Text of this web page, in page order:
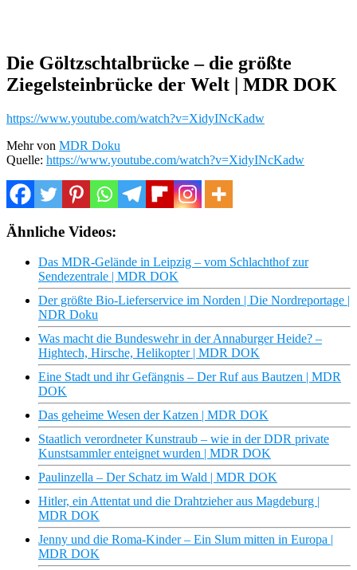
Die Göltzschtalbrücke – die größte
Ziegelsteinbrücke der Welt | MDR DOK
https://www.youtube.com/watch?v=XidyINcKadw
Mehr von MDR Doku
Quelle: https://www.youtube.com/watch?v=XidyINcKadw
Ähnliche Videos:
Das MDR-Gelände in Leipzig – vom Schlachthof zur
Sendezentrale | MDR DOK
Der größte Bio-Lieferservice im Norden | Die Nordreportage |
NDR Doku
Was macht die Bundeswehr in der Annaburger Heide? –
Hightech, Hirsche, Helikopter | MDR DOK
Eine Stadt und ihr Gefängnis – Der Ruf aus Bautzen | MDR
DOK
Das geheime Wesen der Katzen | MDR DOK
Staatlich verordneter Kunstraub – wie in der DDR private
Kunstsammler enteignet wurden | MDR DOK
Paulinzella – Der Schatz im Wald | MDR DOK
Hitler, ein Attentat und die Drahtzieher aus Magdeburg |
MDR DOK
Jenny und die Roma-Kinder – Ein Slum mitten in Europa |
MDR DOK